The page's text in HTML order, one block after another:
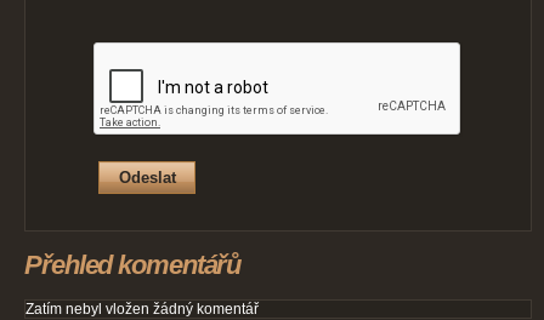
Přehled komentářů
Zatím nebyl vložen žádný komentář